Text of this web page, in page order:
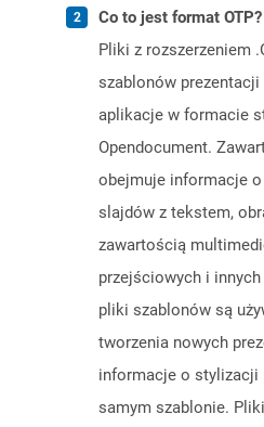
Co to jest format OTP?
Pliki z rozszerzeniem
szablonów
aplikacje w formacie
Opendocument.
obejmuje informacje
slajdów z tekstem,
zawartością
przejściowych i
pliki szablonów są
tworzenia nowych
informacje o stylizacji
samym szablonie.